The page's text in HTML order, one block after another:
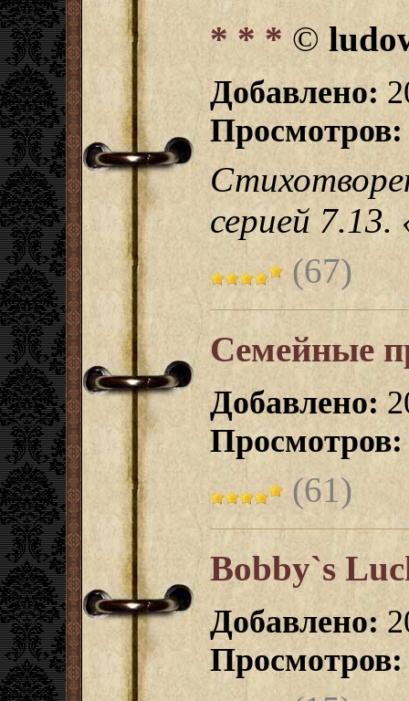
* * * ©
Добавлено:
Просмотров:
серией 7.13.
(67)
Семейные
Добавлено:
Просмотров:
(61)
Bobby`s
Добавлено:
Просмотров: